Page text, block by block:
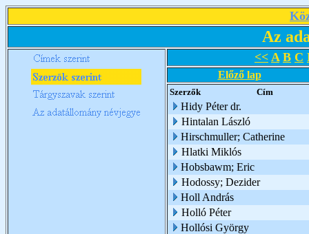
Az
<< A B C
Előző lap
Szerzők Cím
Hidy Péter dr.
Hintalan László
Hirschmuller; Catherine
Hlatki Miklós
Hobsbawm; Eric
Hodossy; Dezider
Holl András
Holló Péter
Hollósi György